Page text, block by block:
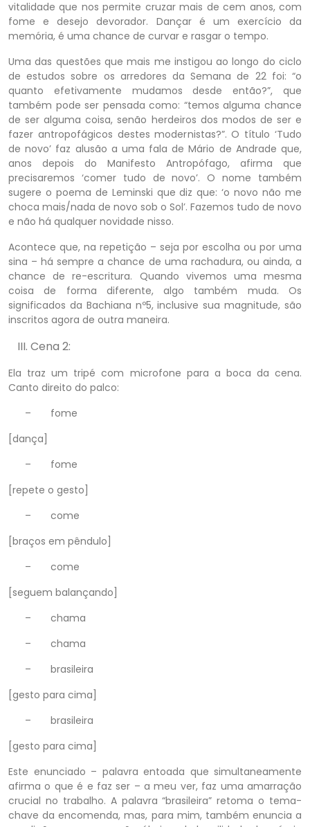
vitalidade que nos permite cruzar mais de cem anos, com
fome e desejo devorador. Dançar é um exercício da
memória, é uma chance de curvar e rasgar o tempo.
Uma das questões que mais me instigou ao longo do ciclo
de estudos sobre os arredores da Semana de 22 foi: “o
quanto efetivamente mudamos desde então?”, que
também pode ser pensada como: “temos alguma chance
de ser alguma coisa, senão herdeiros dos modos de ser e
fazer antropofágicos destes modernistas?”. O título ‘Tudo
de novo’ faz alusão a uma fala de Mário de Andrade que,
anos depois do Manifesto Antropófago, afirma que
precisaremos ‘comer tudo de novo’. O nome também
sugere o poema de Leminski que diz que: ‘o novo não me
choca mais/nada de novo sob o Sol’. Fazemos tudo de novo
e não há qualquer novidade nisso.
Acontece que, na repetição – seja por escolha ou por uma
sina – há sempre a chance de uma rachadura, ou ainda, a
chance de re-escritura. Quando vivemos uma mesma
coisa de forma diferente, algo também muda. Os
significados da Bachiana nº5, inclusive sua magnitude, são
inscritos agora de outra maneira.
Cena 2:
Ela traz um tripé com microfone para a boca da cena.
Canto direito do palco:
– fome
[dança]
– fome
[repete o gesto]
– come
[braços em pêndulo]
– come
[seguem balançando]
– chama
– chama
– brasileira
[gesto para cima]
– brasileira
[gesto para cima]
Este enunciado – palavra entoada que simultaneamente
afirma o que é e faz ser – a meu ver, faz uma amarração
crucial no trabalho. A palavra “brasileira” retoma o tema-
chave da encomenda, mas, para mim, também enuncia a